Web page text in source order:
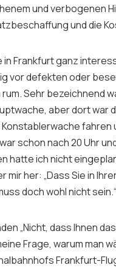
Sign up
und verbogenen
und die
Frankfurt ganz
vor defekten oder
Sehr bezeichnend
aber dort war
fahren
schon nach 20 Uhr
hatte ich nicht
mir her: „Dass Sie in
doch wohl nicht sein.“
„Nicht, dass Ihnen
Frage, warum man
Frankfurt-